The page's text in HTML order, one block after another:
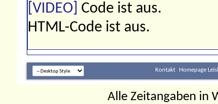
[VIDEO] Code ist aus.
HTML-Code ist aus.
Kontakt Homepage
Alle Zeitangaben in